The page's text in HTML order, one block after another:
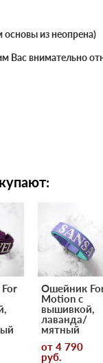
из неопрена)
Вас внимательно
Ошейник
Motion с
вышивкой,
лаванда/
мятный
от 4 790
pуб.